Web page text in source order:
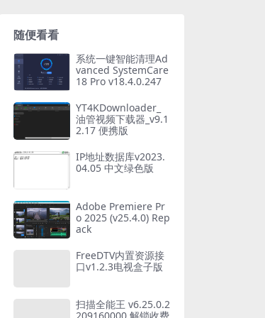
随便看看
系统一键智能清理Ad
vanced SystemCare
18 Pro v18.4.0.247
YT4KDownloader_
油管视频下载器_v9.1
2.17 便携版
IP地址数据库v2023.
04.05 中文绿色版
Adobe Premiere Pr
o 2025 (v25.4.0) Rep
ack
FreeDTV内置资源接
口v1.2.3电视盒子版
扫描全能王 v6.25.0.2